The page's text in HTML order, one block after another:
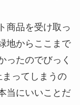
商品を受け取っ
地からここまで
ったのでびっく
まってしまうの
当にいいことだ